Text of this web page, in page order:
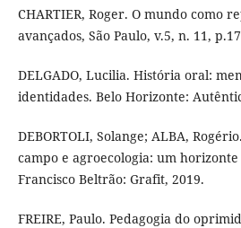
CHARTIER, Roger. O mundo como
avançados, São Paulo, v.5, n. 11,
DELGADO, Lucilia. História oral:
identidades. Belo Horizonte:
DEBORTOLI, Solange; ALBA,
campo e agroecologia: um
Francisco Beltrão: Grafit, 2019.
FREIRE, Paulo. Pedagogia do